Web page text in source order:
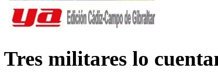
Tres militares lo